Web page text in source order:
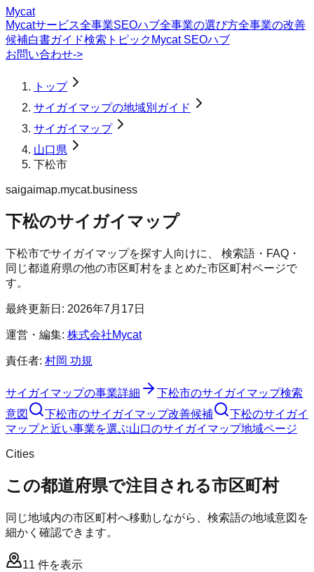
Mycat
Mycatサービス全事業SEOハブ全事業の選び方全事業の改善
候補白書ガイド検索トピック Mycat SEOハブ
お問い合わせ->
トップ
サイガイマップの地域別ガイド
サイガイマップ
山口県
下松市
saigaimap.mycat.business
下松のサイガイマップ
下松市でサイガイマップを探す人向けに、 検索語・FAQ・
同じ都道府県の他の市区町村をまとめた市区町村ページで
す。
最終更新日: 2026年7月17日
運営・編集: 株式会社Mycat
責任者: 村岡 功規
サイガイマップの事業詳細 下松市のサイガイマップ検索
意図
下松市のサイガイマップ改善候補
下松のサイガイ
マップと近い事業を選ぶ山口のサイガイマップ地域ページ
Cities
この都道府県で注目される市区町村
同じ地域内の市区町村へ移動しながら、検索語の地域意図を
細かく確認できます。
11 件を表示